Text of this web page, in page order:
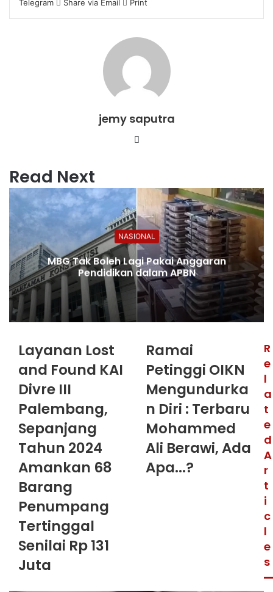
Telegram Share via Email Print
jemy saputra
Website
Read Next
NASIONAL
MBG Tak Boleh Lagi Pakai Anggaran
Pendidikan dalam APBN
Layanan Lost
and Found KAI
Divre III
Palembang,
Sepanjang
Tahun 2024
Amankan 68
Barang
Penumpang
Tertinggal
Senilai Rp 131
Juta
Ramai
Petinggi OIKN
Mengundurka
n Diri : Terbaru
Mohammed
Ali Berawi, Ada
Apa...?
R
e
l
a
t
e
d
A
r
t
i
c
l
e
s